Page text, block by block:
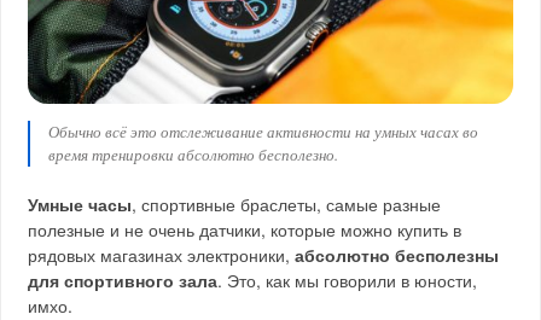
Обычно всё это отслеживание активности на умных часах во
время тренировки абсолютно бесполезно.
Умные часы, спортивные браслеты, самые разные
полезные и не очень датчики, которые можно купить в
рядовых магазинах электроники,абсолютно бесполезны
для спортивного зала. Это, как мы говорили в юности,
имхо.